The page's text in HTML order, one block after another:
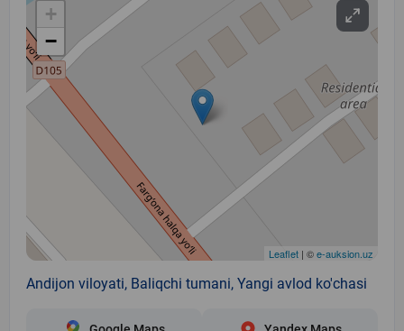
+
−
Leaflet | ©e-auksion.uz
Andijon viloyati, Baliqchi tumani, Yangi avlod ko'chasi